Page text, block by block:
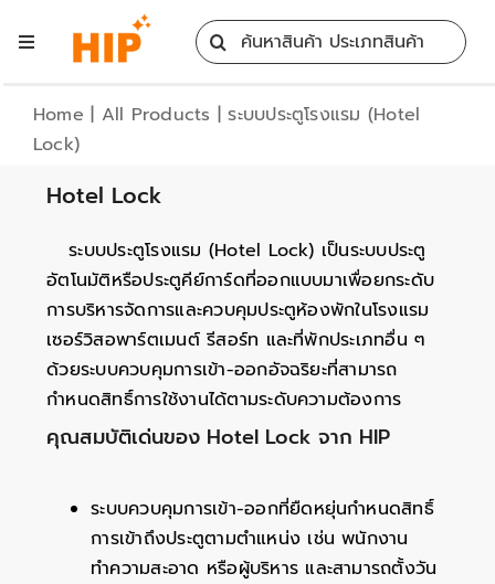
Toggle
Training
Blog
Services
Search
for:
Home | All Products |ระบบประตูโรงแรม (Hotel
Lock)
Hotel Lock
ระบบประตูโรงแรม (Hotel Lock) เป็นระบบประตู
อัตโนมัติหรือประตูคีย์การ์ดที่ออกแบบมาเพื่อยกระดับ
การบริหารจัดการและควบคุมประตูห้องพักในโรงแรม
เซอร์วิสอพาร์ตเมนต์ รีสอร์ท และที่พักประเภทอื่น ๆ
ด้วยระบบควบคุมการเข้า-ออกอัจฉริยะที่สามารถ
กำหนดสิทธิ์การใช้งานได้ตามระดับความต้องการ
คุณสมบัติเด่นของ Hotel Lock จาก HIP
ระบบควบคุมการเข้า-ออกที่ยืดหยุ่นกำหนดสิทธิ์
การเข้าถึงประตูตามตำแหน่ง เช่น พนักงาน
ทำความสะอาด หรือผู้บริหาร และสามารถตั้งวัน